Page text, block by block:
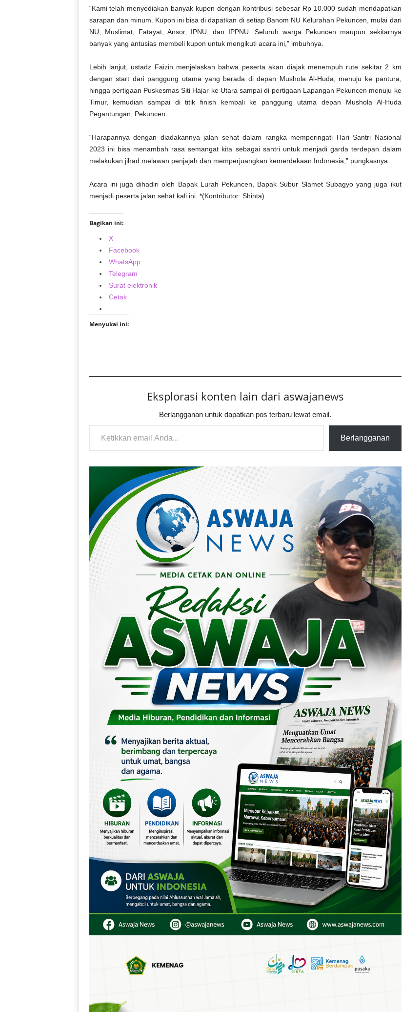
“Kami telah menyediakan banyak kupon dengan kontribusi sebesar Rp 10.000 sudah mendapatkan
sarapan dan minum. Kupon ini bisa di dapatkan di setiap Banom NU Kelurahan Pekuncen, mulai dari
NU, Muslimat, Fatayat, Ansor, IPNU, dan IPPNU. Seluruh warga Pekuncen maupun sekitarnya
banyak yang antusias membeli kupon untuk mengikuti acara ini,” imbuhnya.
Lebih lanjut, ustadz Faizin menjelaskan bahwa peserta akan diajak menempuh rute sekitar 2 km
dengan start dari panggung utama yang berada di depan Mushola Al-Huda, menuju ke pantura,
hingga pertigaan Puskesmas Siti Hajar ke Utara sampai di pertigaan Lapangan Pekuncen menuju ke
Timur, kemudian sampai di titik finish kembali ke panggung utama depan Mushola Al-Huda
Pegantungan, Pekuncen.
“Harapannya dengan diadakannya jalan sehat dalam rangka memperingati Hari Santri Nasional
2023 ini bisa menambah rasa semangat kita sebagai santri untuk menjadi garda terdepan dalam
melakukan jihad melawan penjajah dan memperjuangkan kemerdekaan Indonesia,” pungkasnya.
Acara ini juga dihadiri oleh Bapak Lurah Pekuncen, Bapak Subur Slamet Subagyo yang juga ikut
menjadi peserta jalan sehat kali ini. *(Kontributor: Shinta)
Bagikan ini:
X
Facebook
WhatsApp
Telegram
Surat elektronik
Cetak
Menyukai ini:
Eksplorasi konten lain dari aswajanews
Berlangganan untuk dapatkan pos terbaru lewat email.
Ketikkan email Anda...
Berlangganan